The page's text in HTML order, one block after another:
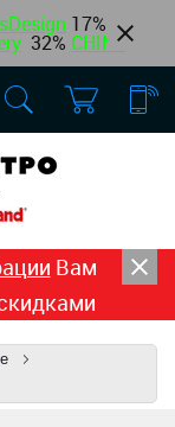
17%
32% CHINT
Вам